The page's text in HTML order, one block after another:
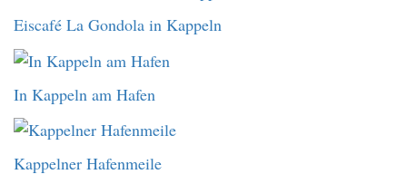
Eiscafé La Gondola in Kappeln
In Kappeln am Hafen
Kappelner Hafenmeile